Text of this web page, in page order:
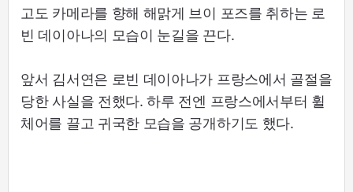
고도 카메라를 향해 해맑게 브이 포즈를 취하는 로
빈 데이아나의 모습이 눈길을 끈다.
앞서 김서연은 로빈 데이아나가 프랑스에서 골절을
당한 사실을 전했다. 하루 전엔 프랑스에서부터 휠
체어를 끌고 귀국한 모습을 공개하기도 했다.